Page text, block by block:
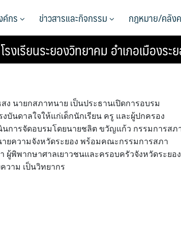
ค์กร ข่าวสารและกิจกรรม กฎหมาย/คลัง
เรียนระยองวิทยาคม อำเภอเมืองระ
ง นายกสภาทนาย เป็นประธานเปิดการอบรม
บันดาลใจให้แก่เด็กนักเรียน ครู และผู้ปกครอง
นินการจัดอบรมโดยนายชลิต ขวัญแก้ว กรรมการสภ
ยความจังหวัดระยอง พร้อมคณะกรรมการสภา
ผู้พิพากษาศาลเยาวชนและครอบครัวจังหวัดระยอง
วาม เป็นวิทยากร